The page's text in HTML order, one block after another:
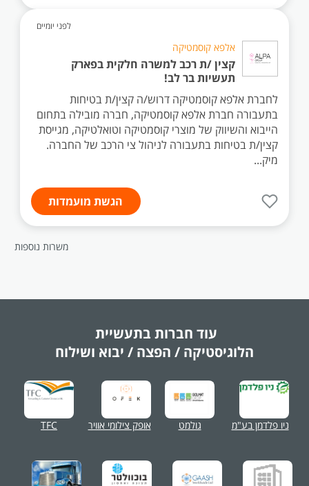
לפני יומיים
אלפא קוסמטיקה
קצין /ת רכב למשרה חלקית בפארק
תעשיות בר לב!
לחברת אלפא קוסמטיקה דרוש/ה קצין/ת בטיחות
בתעבורה חברת אלפא קוסמטיקה, חברה מובילה בתחום
הייבוא והשיווק של מוצרי קוסמטיקה וטואלטיקה, מגייסת
קצין/ת בטיחות בתעבורה לניהול צי הרכב של החברה.
מיק...
הגשת מועמדות
משרות נוספות
עוד חברות בתעשיית
הלוגיסטיקה / הפצה / יבוא ושילוח
ניו פלדמן בע"מ גולמט אופק צילומי אוויר TFC